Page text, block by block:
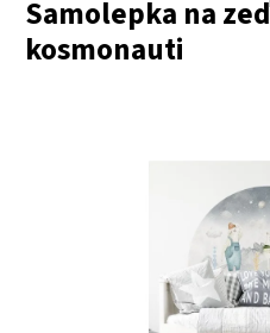
Samolepka na
kosmonauti